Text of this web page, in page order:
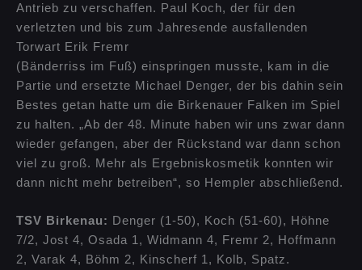
Antrieb zu verschaffen. Paul Koch, der für den
verletzten und bis zum Jahresende ausfallenden
Torwart Erik Fremr
(Bänderriss im Fuß) einspringen musste, kam in die
Partie und ersetzte Michael Denger, der bis dahin sein
Bestes getan hatte um die Birkenauer Falken im Spiel
zu halten. „Ab der 48. Minute haben wir uns zwar dann
wieder gefangen, aber der Rückstand war dann schon
viel zu groß. Mehr als Ergebniskosmetik konnten wir
dann nicht mehr betreiben“, so Hempler abschließend.
TSV Birkenau: Denger (1-50), Koch (51-60), Höhne
7/2, Jost 4, Osada 1, Widmann 4, Fremr 2, Hoffmann
2, Varak 4, Böhm 2, Kinscherf 1, Kolb, Spatz.